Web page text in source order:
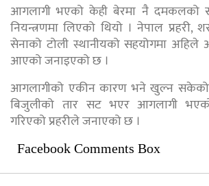
आगलागी भएको केही बेरमा नै दमकलको
नियन्त्रणमा लिएको थियो । नेपाल प्रहरी,
सेनाको टोली स्थानीयको सहयोगमा अहिले
आएको जनाइएको छ ।
आगलागीको एकीन कारण भने खुल्न सकेको
बिजुलीको तार सट भएर आगलागी
गरिएको प्रहरीले जनाएको छ ।
Facebook Comments Box